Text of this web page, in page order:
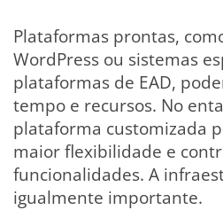
Plataformas prontas,
WordPress ou sistemas
plataformas de EAD,
tempo e recursos. No
plataforma customizada
maior flexibilidade e
funcionalidades. A
igualmente importante.